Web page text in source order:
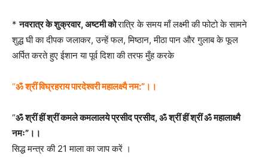
*नवरात्र के शुक्रवार, अष्टमी कोरात्रि के समय माँ लक्ष्मी की फोटो के सामने
शुद्ध घी का दीपक जलाकर, उन्हें फल, मिष्ठान, मीठा पान और गुलाब के फूल
अर्पित करते हुए ईशान या पूर्व दिशा की तरफ मुँह करके
“ॐ श्रीं विघ्रहराय पारदेश्वरी महालक्ष्यै नम:”।।
“ॐ श्रीं हीं श्रीं कमले कमलालये प्रसीद प्रसीद, ॐ श्रीं हीं श्रीं ॐ महालाक्ष्मै
नमः”।।
सिद्ध मन्त्र की 21 माला का जाप करें ।